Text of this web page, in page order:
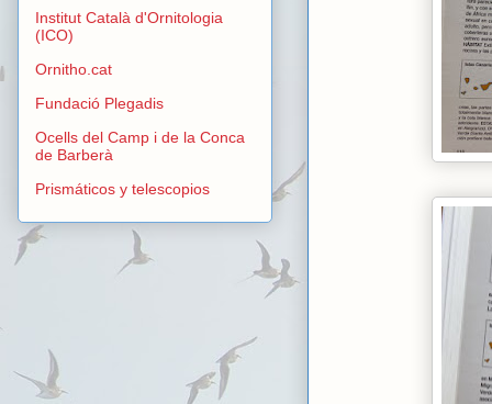
Institut Català d'Ornitologia
(ICO)
Ornitho.cat
Fundació Plegadis
Ocells del Camp i de la Conca
de Barberà
Prismáticos y telescopios